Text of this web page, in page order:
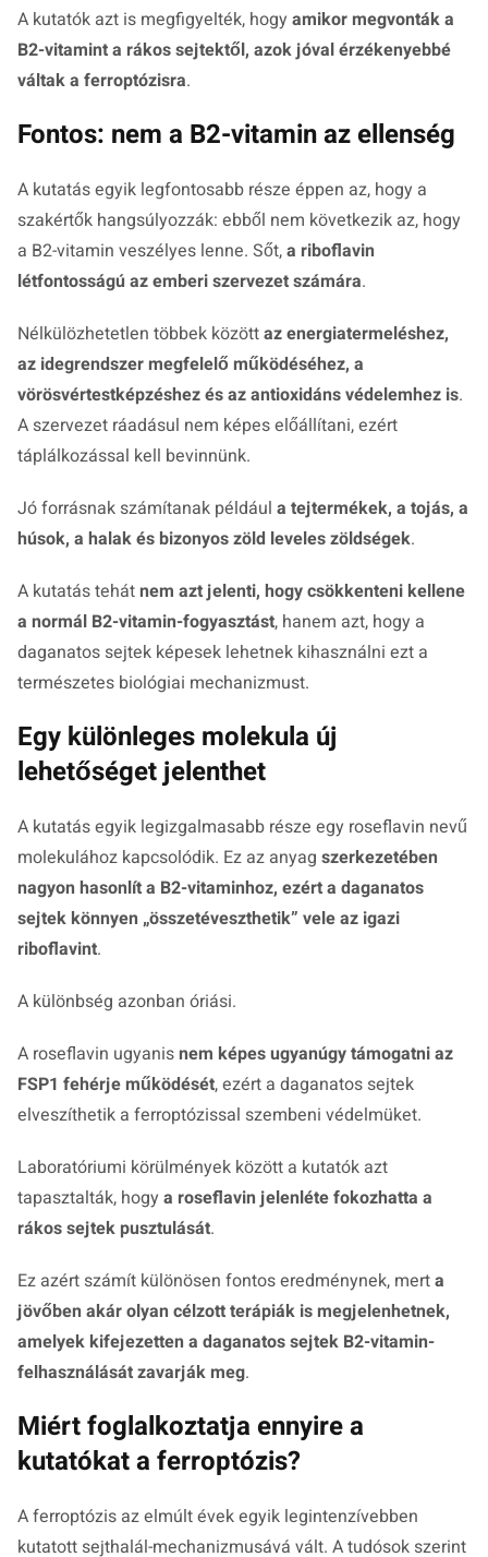
A kutatók azt is megfigyelték, hogy amikor megvonták a
B2-vitamint a rákos sejtektől, azok jóval érzékenyebbé
váltak a ferroptózisra.
Fontos: nem a B2-vitamin az ellenség
A kutatás egyik legfontosabb része éppen az, hogy a
szakértők hangsúlyozzák: ebből nem következik az, hogy
a B2-vitamin veszélyes lenne. Sőt,a riboflavin
létfontosságú az emberi szervezet számára.
Nélkülözhetetlen többek közöttaz energiatermeléshez,
az idegrendszer megfelelő működéséhez, a
vörösvértestképzéshez és az antioxidáns védelemhez is.
A szervezet ráadásul nem képes előállítani, ezért
táplálkozással kell bevinnünk.
Jó forrásnak számítanak például a tejtermékek, a tojás, a
húsok, a halak és bizonyos zöld leveles zöldségek.
A kutatás tehátnem azt jelenti, hogy csökkenteni kellene
a normál B2-vitamin-fogyasztást, hanem azt, hogy a
daganatos sejtek képesek lehetnek kihasználni ezt a
természetes biológiai mechanizmust.
Egy különleges molekula új
lehetőséget jelenthet
A kutatás egyik legizgalmasabb része egy roseflavin nevű
molekulához kapcsolódik. Ez az anyag szerkezetében
nagyon hasonlít a B2-vitaminhoz, ezért a daganatos
sejtek könnyen „összetéveszthetik” vele az igazi
riboflavint.
A különbség azonban óriási.
A roseflavin ugyanisnem képes ugyanúgy támogatni az
FSP1 fehérje működését, ezért a daganatos sejtek
elveszíthetik a ferroptózissal szembeni védelmüket.
Laboratóriumi körülmények között a kutatók azt
tapasztalták, hogy a roseflavin jelenléte fokozhatta a
rákos sejtek pusztulását.
Ez azért számít különösen fontos eredménynek, merta
jövőben akár olyan célzott terápiák is megjelenhetnek,
amelyek kifejezetten a daganatos sejtek B2-vitamin-
felhasználását zavarják meg.
Miért foglalkoztatja ennyire a
kutatókat a ferroptózis?
A ferroptózis az elmúlt évek egyik legintenzívebben
kutatott sejthalál-mechanizmusává vált. A tudósok szerint